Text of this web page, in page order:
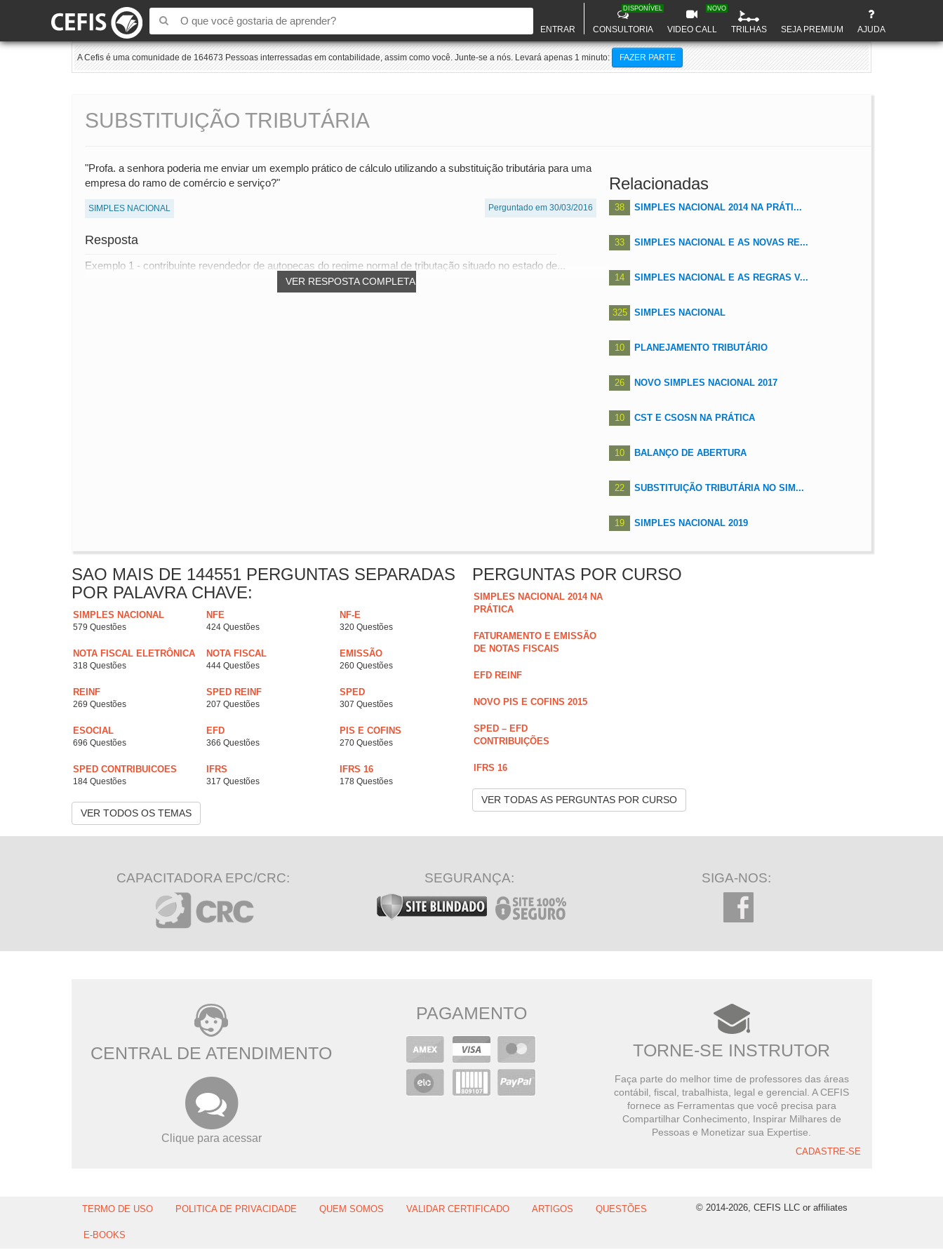
ENTRAR CONSULTORIA
DISPONÍVEL
VIDEO CALL
NOVO
TRILHAS SEJA PREMIUM AJUDA
A Cefis é uma comunidade de 164673 Pessoas interressadas em contabilidade, assim como você. Junte-se a nós. Levará apenas 1 minuto: FAZER PARTE
SUBSTITUIÇÃO TRIBUTÁRIA
"Profa. a senhora poderia me enviar um exemplo prático de cálculo utilizando a substituição tributária para uma
empresa do ramo de comércio e serviço?"
SIMPLES NACIONAL Perguntado em 30/03/2016
Resposta
VER RESPOSTA COMPLETA
Exemplo 1 - contribuinte revendedor de autopeças do regime normal de tributação situado no estado de...
Relacionadas
38 SIMPLES NACIONAL 2014 NA PRÁTI...
33 SIMPLES NACIONAL E AS NOVAS RE...
14 SIMPLES NACIONAL E AS REGRAS V...
325 SIMPLES NACIONAL
10 PLANEJAMENTO TRIBUTÁRIO
26 NOVO SIMPLES NACIONAL 2017
10 CST E CSOSN NA PRÁTICA
10 BALANÇO DE ABERTURA
22 SUBSTITUIÇÃO TRIBUTÁRIA NO SIM...
19 SIMPLES NACIONAL 2019
SAO MAIS DE 144551 PERGUNTAS SEPARADAS
POR PALAVRA CHAVE:
SIMPLES NACIONAL
579 Questões
NFE
424 Questões
NF-E
320 Questões
NOTA FISCAL ELETRÔNICA
318 Questões
NOTA FISCAL
444 Questões
EMISSÃO
260 Questões
REINF
269 Questões
SPED REINF
207 Questões
SPED
307 Questões
ESOCIAL
696 Questões
EFD
366 Questões
PIS E COFINS
270 Questões
SPED CONTRIBUICOES
184 Questões
IFRS
317 Questões
IFRS 16
178 Questões
VER TODOS OS TEMAS
PERGUNTAS POR CURSO
SIMPLES NACIONAL 2014 NA
PRÁTICA
FATURAMENTO E EMISSÃO
DE NOTAS FISCAIS
EFD REINF
NOVO PIS E COFINS 2015
SPED – EFD
CONTRIBUIÇÕES
IFRS 16
VER TODAS AS PERGUNTAS POR CURSO
CAPACITADORA EPC/CRC: SEGURANÇA: SIGA-NOS:
CENTRAL DE ATENDIMENTO
Clique para acessar
PAGAMENTO
TORNE-SE INSTRUTOR
Faça parte do melhor time de professores das áreas
contábil, fiscal, trabalhista, legal e gerencial. A CEFIS
fornece as Ferramentas que você precisa para
Compartilhar Conhecimento, Inspirar Milhares de
Pessoas e Monetizar sua Expertise.
CADASTRE-SE
TERMO DE USO POLITICA DE PRIVACIDADE QUEM SOMOS VALIDAR CERTIFICADO ARTIGOS QUESTÕES
E-BOOKS
© 2014-2026, CEFIS LLC or affiliates